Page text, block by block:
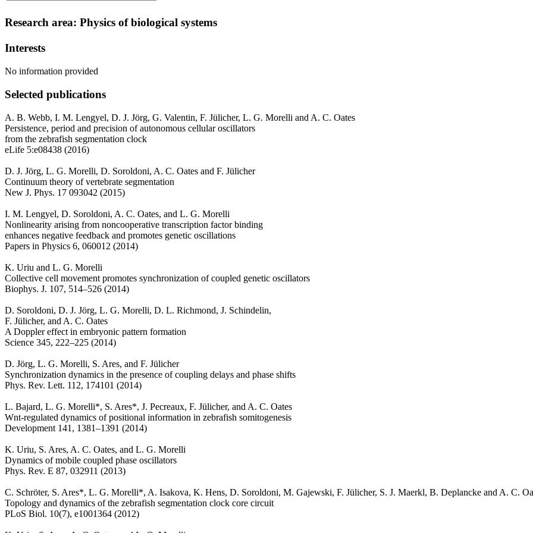
Research area: Physics of biological systems
Interests
No information provided
Selected publications
A. B. Webb, I. M. Lengyel, D. J. Jörg, G. Valentin, F. Jülicher, L. G. Morelli and A. C. Oates
Persistence, period and precision of autonomous cellular oscillators
from the zebrafish segmentation clock
eLife 5:e08438 (2016)
D. J. Jörg, L. G. Morelli, D. Soroldoni, A. C. Oates and F. Jülicher
Continuum theory of vertebrate segmentation
New J. Phys. 17 093042 (2015)
I. M. Lengyel, D. Soroldoni, A. C. Oates, and L. G. Morelli
Nonlinearity arising from noncooperative transcription factor binding
enhances negative feedback and promotes genetic oscillations
Papers in Physics 6, 060012 (2014)
K. Uriu and L. G. Morelli
Collective cell movement promotes synchronization of coupled genetic oscillators
Biophys. J. 107, 514–526 (2014)
D. Soroldoni, D. J. Jörg, L. G. Morelli, D. L. Richmond, J. Schindelin,
F. Jülicher, and A. C. Oates
A Doppler effect in embryonic pattern formation
Science 345, 222–225 (2014)
D. Jörg, L. G. Morelli, S. Ares, and F. Jülicher
Synchronization dynamics in the presence of coupling delays and phase shifts
Phys. Rev. Lett. 112, 174101 (2014)
L. Bajard, L. G. Morelli*, S. Ares*, J. Pecreaux, F. Jülicher, and A. C. Oates
Wnt-regulated dynamics of positional information in zebrafish somitogenesis
Development 141, 1381–1391 (2014)
K. Uriu, S. Ares, A. C. Oates, and L. G. Morelli
Dynamics of mobile coupled phase oscillators
Phys. Rev. E 87, 032911 (2013)
C. Schröter, S. Ares*, L. G. Morelli*, A. Isakova, K. Hens, D. Soroldoni, M. Gajewski, F. Jülicher, S. J. Maerkl, B. Deplancke and A. C.
Topology and dynamics of the zebrafish segmentation clock core circuit
PLoS Biol. 10(7), e1001364 (2012)